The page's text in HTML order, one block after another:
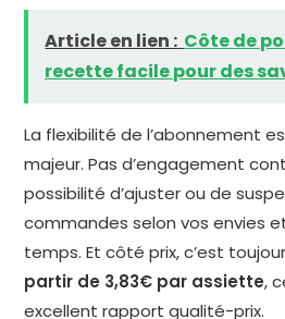
Article en lien : Côte de
recette facile pour des
La flexibilité de l’abonnement
majeur. Pas d’engagement
possibilité d’ajuster ou de
commandes selon vos envies
temps. Et côté prix, c’est
partir de 3,83€ par assiette,
excellent rapport qualité-prix.